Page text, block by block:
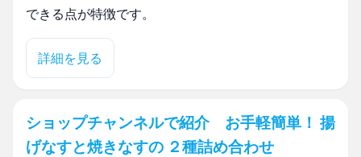
できる点が特徴です。
詳細を見る
ショップチャンネルで紹介 お手軽簡単！ 揚
げなすと焼きなすの ２種詰め合わせ